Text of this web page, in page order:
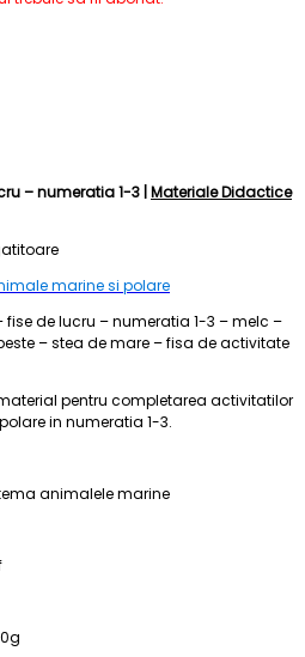
– numeratia 1-3 | Materiale Didactice
marine si polare
fise de lucru – numeratia 1-3 – melc –
– stea de mare – fisa de activitate
pentru completarea activitatilor
in numeratia 1-3.
animalele marine